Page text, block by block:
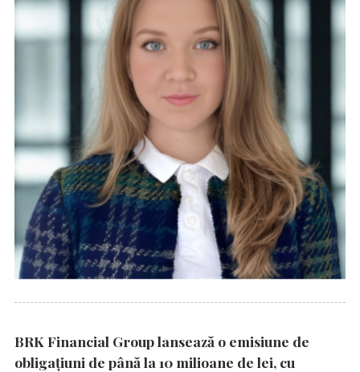
BRK Financial Group lansează o emisiune de
obligațiuni de până la 10 milioane de lei, cu